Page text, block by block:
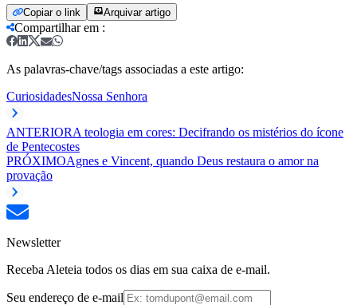
Copiar o link Arquivar artigo
Compartilhar em :
As palavras-chave/tags associadas a este artigo:
CuriosidadesNossa Senhora
ANTERIORA teologia em cores: Decifrando os mistérios do ícone
de Pentecostes
PRÓXIMOAgnes e Vincent, quando Deus restaura o amor na
provação
Newsletter
Receba Aleteia todos os dias em sua caixa de e-mail.
Seu endereço de e-mail